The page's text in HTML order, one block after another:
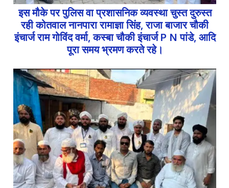
इस मौके पर पुलिस वा प्रशासनिक व्यवस्था चुस्त दुरुस्त
रही कोतवाल नानपारा रामाज्ञा सिंह, राजा बाजार चौकी
इंचार्ज राम गोविंद वर्मा, कस्बा चौकी इंचार्ज P N पांडे, आदि
पूरा समय भ्रमण करते रहे।